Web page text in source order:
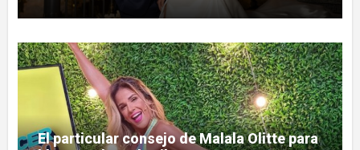
El particular consejo de Malala Olitte para